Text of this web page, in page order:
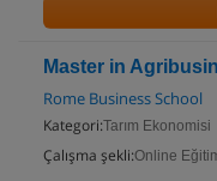
Master in
Rome Business School
Kategori:Tarım Ekonomisi
Çalışma şekli:Online